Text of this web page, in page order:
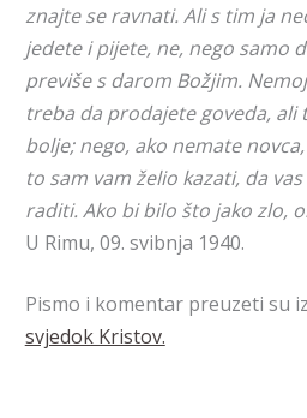
znajte se ravnati. Ali s tim ja
jedete i pijete, ne, nego samo
previše s darom Božjim.
treba da prodajete goveda, ali
bolje; nego, ako nemate
to sam vam želio kazati, da
raditi. Ako bi bilo što jako zlo,
U Rimu, 09. svibnja 1940.
Pismo i komentar preuzeti su
svjedok Kristov.